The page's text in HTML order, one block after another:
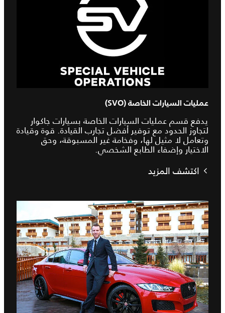
عمليات السيارات الخاصة (SVO)
يدفع قسم عمليات السيارات الخاصة بسيارات جاكوار
لتجاوز الحدود مع توفير أفضل تجارب القيادة. قوة وقيادة
وتعامل لا مثيل لها، وفخامة غير المسبوقة، وحق
الاختيار وإضفاء الطابع الشخصي.
اكتشف المزيد